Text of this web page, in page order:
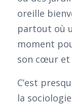
oreille
partout où
moment
son cœur et
C’est
la